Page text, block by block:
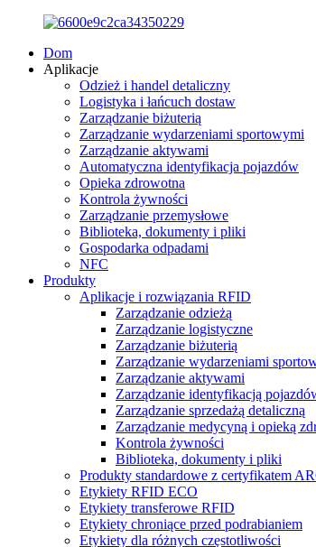
Dom
Aplikacje
Odzież i handel detaliczny
Logistyka i łańcuch dostaw
Zarządzanie biżuterią
Zarządzanie wydarzeniami sportowymi
Zarządzanie aktywami
Automatyczna identyfikacja pojazdów
Opieka zdrowotna
Kontrola żywności
Zarządzanie przemysłowe
Biblioteka, dokumenty i pliki
Gospodarka odpadami
NFC
Produkty
Aplikacje i rozwiązania RFID
Zarządzanie odzieżą
Zarządzanie logistyczne
Zarządzanie biżuterią
Zarządzanie wydarzeniami
Zarządzanie aktywami
Zarządzanie identyfikacją
Zarządzanie sprzedażą detaliczną
Zarządzanie medycyną i opieką
Kontrola żywności
Biblioteka, dokumenty i pliki
Produkty standardowe z certyfikatem
Etykiety RFID ECO
Etykiety transferowe RFID
Etykiety chroniące przed podrabianiem
Etykiety dla różnych częstotliwości